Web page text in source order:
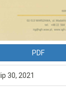
PDF
lip 30, 2021